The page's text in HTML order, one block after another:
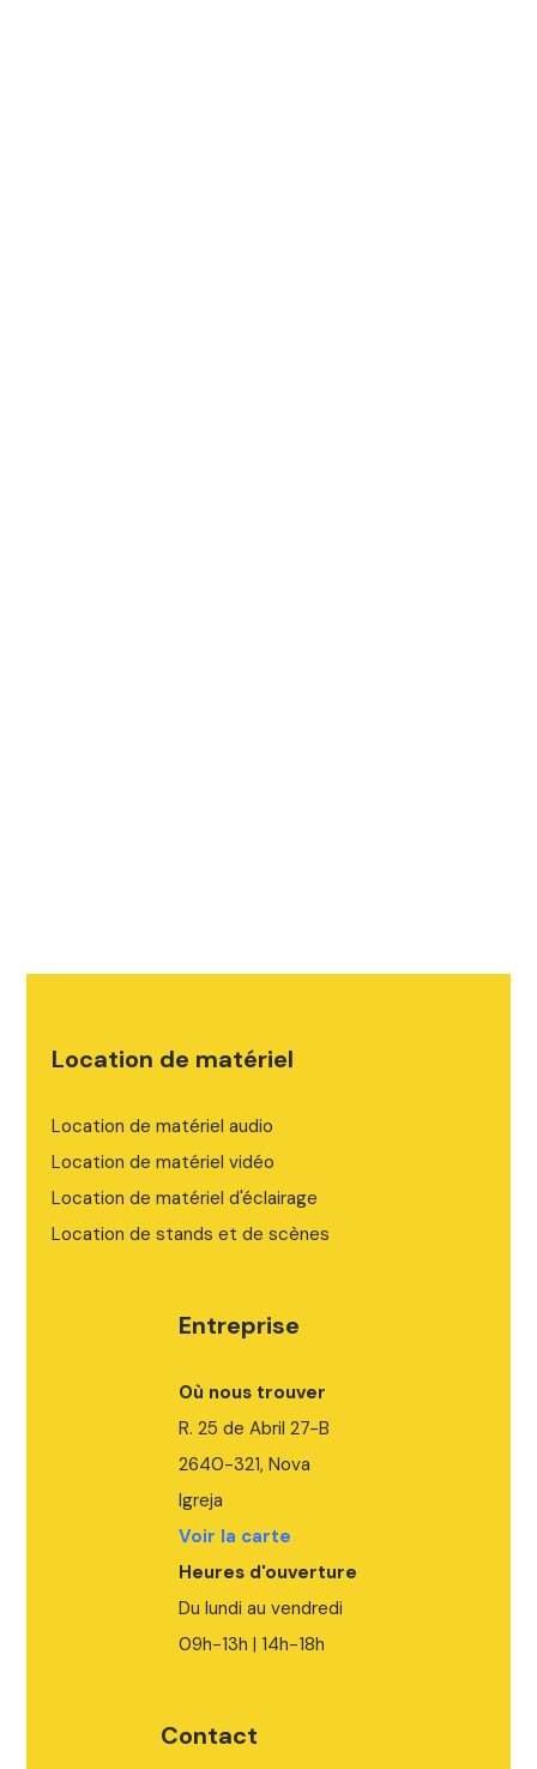
Location de matériel
Location de matériel audio
Location de matériel vidéo
Location de matériel d'éclairage
Location de stands et de scènes
Entreprise
Où nous trouver
R. 25 de Abril 27-B
2640-321, Nova
Igreja
Voir la carte
Heures d'ouverture
Du lundi au vendredi
09h-13h | 14h-18h
Contact